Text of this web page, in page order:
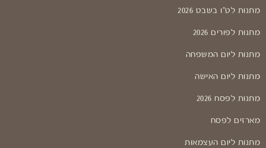
מתנות לט"ו בשבט 2026
מתנות לפורים 2026
מתנות ליום המשפחה
מתנות ליום האישה
מתנות לפסח 2026
מארזים לפסח
מתנות ליום העצמאות